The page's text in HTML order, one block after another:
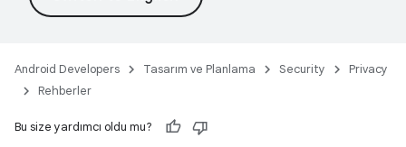
Android Developers Tasarım ve Planlama Security
Privacy
Rehberler
Bu size yardımcı oldu mu?